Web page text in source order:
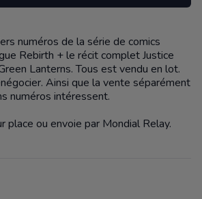
numéros de la série de comics
Rebirth + le récit complet Justice
Lanterns. Tous est vendu en lot.
Ainsi que la vente séparément
numéros intéressent.
place ou envoie par Mondial Relay.